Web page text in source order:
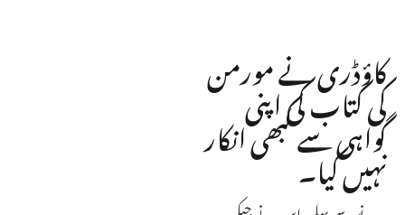
کاؤڈری نے مورمن
کی کتاب کی اپنی
گواہی سے کبھی انکار
نہیں کیا۔